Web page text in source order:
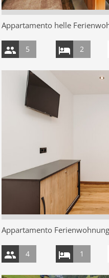
Appartamento helle
5 2
Appartamento
4 1